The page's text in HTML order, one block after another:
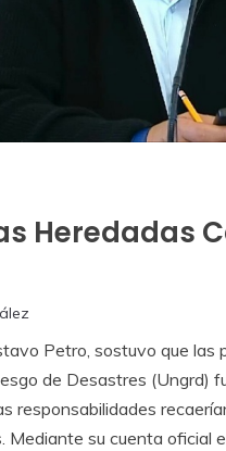
Heredadas
Petro, sostuvo que las
de Desastres (Ungrd)
responsabilidades
Mediante su cuenta oficial